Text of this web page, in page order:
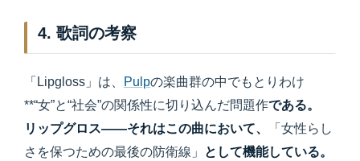
4. 歌詞の考察
「Lipgloss」は、 Pulpの楽曲群の中でもとりわけ
**“女”と“社会”の関係性に切り込んだ問題作である。
リップグロス――それはこの曲において、
「女性らし
さを保つための最後の防衛線」
として機能している。